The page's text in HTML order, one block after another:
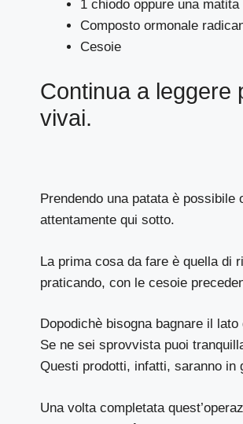
1 chiodo oppure una matita
Composto ormonale
Cesoie
Continua a leggere
vivai.
Prendendo una patata è
attentamente qui sotto.
La prima cosa da fare è quella di
praticando, con le cesoie
Dopodichè bisogna bagnare il
Se ne sei sprovvista puoi
Questi prodotti, infatti, saranno in
Una volta completata